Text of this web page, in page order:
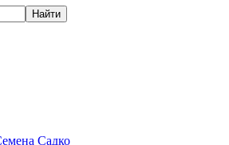
Садко